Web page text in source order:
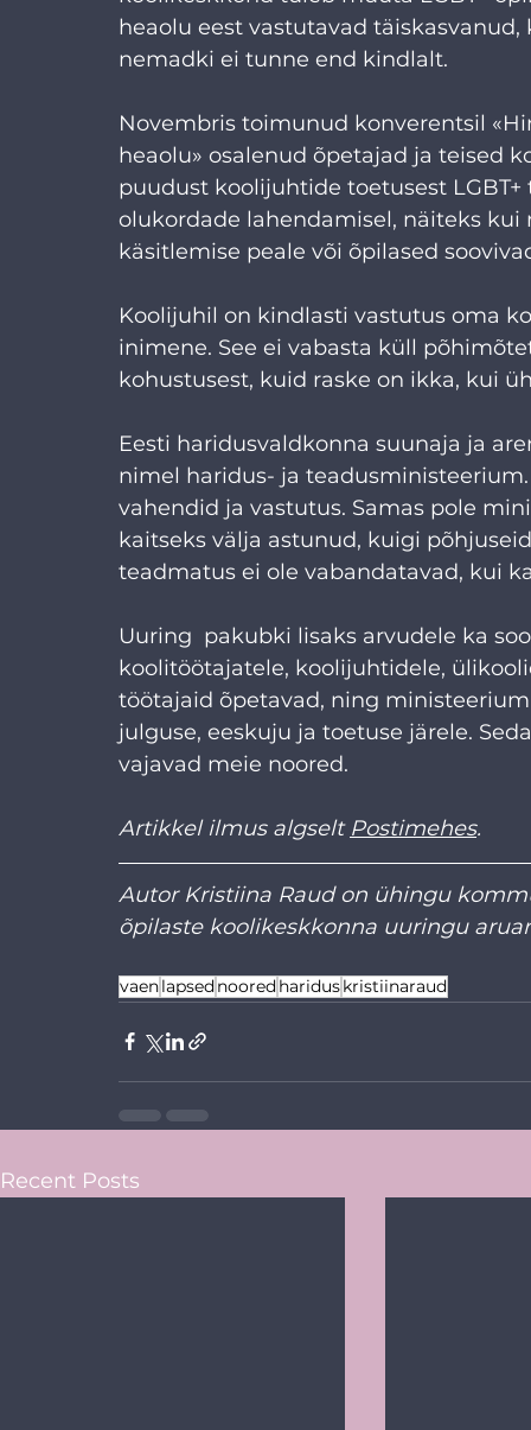
heaolu eest vastutavad
nemadki ei tunne end kindlalt.
Novembris toimunud konverentsil
heaolu» osalenud õpetajad ja teised
puudust koolijuhtide toetusest
olukordade lahendamisel, näiteks
käsitlemise peale või õpilased
Koolijuhil on kindlasti vastutus oma
inimene. See ei vabasta küll
kohustusest, kuid raske on ikka, kui
Eesti haridusvaldkonna suunaja ja
nimel haridus- ja
vahendid ja vastutus. Samas pole
kaitseks välja astunud, kuigi
teadmatus ei ole vabandatavad, kui
Uuring  pakubki lisaks arvudele ka
koolitöötajatele, koolijuhtidele,
töötajaid õpetavad, ning
julguse, eeskuju ja toetuse järele.
vajavad meie noored.
Artikkel ilmus algselt Postimehes.
Autor Kristiina Raud on ühingu
õpilaste koolikeskkonna uuringu
vaenlapsednooredhariduskristiinaraud
Recent Posts